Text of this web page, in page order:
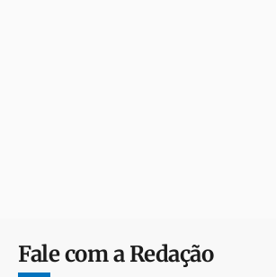
Fale com a Redação